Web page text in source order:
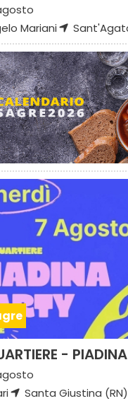
Mariani
-
Santa Giustina (RN)